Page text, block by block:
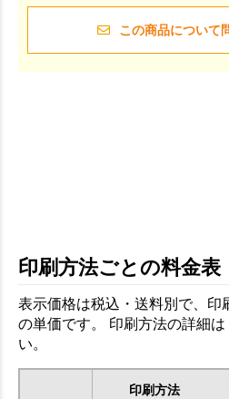
この商品について
お買い物を続ける
印刷方法ごとの料金表
表示価格は税込・送料別で、印
の単価です。 印刷方法の詳細は
い。
印刷方法